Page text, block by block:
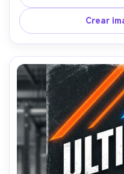
agua, lente 85mm,
Crear